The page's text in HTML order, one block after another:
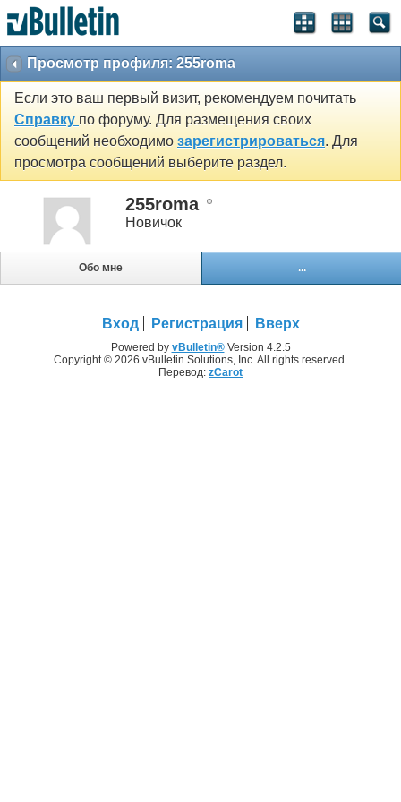
Просмотр профиля: 255roma
Если это ваш первый визит, рекомендуем почитать
Справку по форуму. Для размещения своих
сообщений необходимо зарегистрироваться. Для
просмотра сообщений выберите раздел.
255roma
Новичок
Обо мне ...
Вход Регистрация Вверх
Powered by vBulletin®Version 4.2.5
Copyright © 2026 vBulletin Solutions, Inc. All rights reserved.
Перевод: zCarot